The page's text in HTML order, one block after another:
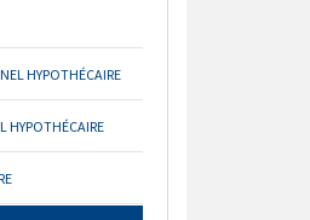
HYPOTHÉCAIRE
HYPOTHÉCAIRE